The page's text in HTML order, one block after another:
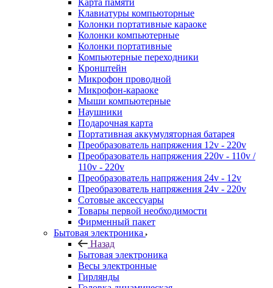
Карта памяти
Клавиатуры компьюторные
Колонки портативные караоке
Колонки компьютерные
Колонки портативные
Компьютерные переходники
Кронштейн
Микрофон проводной
Микрофон-караоке
Мыши компьютерные
Наушники
Подарочная карта
Портативная аккумуляторная батарея
Преобразователь напряжения 12v - 220v
Преобразователь напряжения 220v - 110v /
110v - 220v
Преобразователь напряжения 24v - 12v
Преобразователь напряжения 24v - 220v
Сотовые аксессуары
Товары первой необходимости
Фирменный пакет
Бытовая электроника
Назад
Бытовая электроника
Весы электронные
Гирлянды